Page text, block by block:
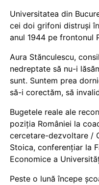
Universitatea din
cei doi grifoni distruși
anul 1944 pe frontonul
Aura Stănculescu,
nedreptate să nu-i
sunt. Suntem prea
să-i corectăm, să
Bugetele reale ale
poziția României la
cercetare-dezvoltare /
Stoica, conferențiar la
Economice a
Peste o lună începe